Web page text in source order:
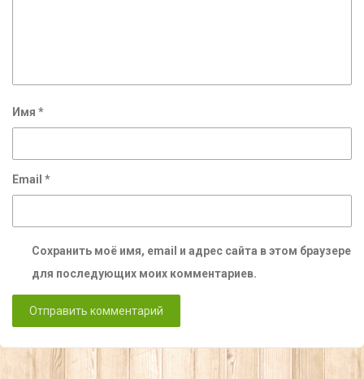
Имя *
Email *
Сохранить моё имя, email и адрес сайта в этом браузере
для последующих моих комментариев.